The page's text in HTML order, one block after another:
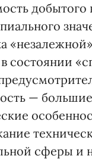
добытого
состоянии
—
сферы и